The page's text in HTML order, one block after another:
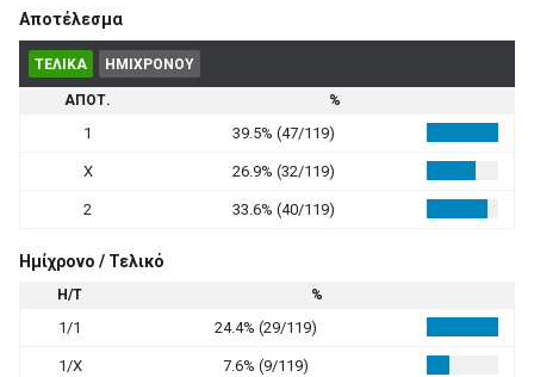
Αποτέλεσμα
ΤΕΛΙΚΑ ΗΜΙΧΡΟΝΟΥ
ΑΠΟΤ. %
1 39.5% (47/119)
X 26.9% (32/119)
2 33.6% (40/119)
Ημίχρονο / Τελικό
Η/Τ %
1/1 24.4% (29/119)
1/X 7.6% (9/119)